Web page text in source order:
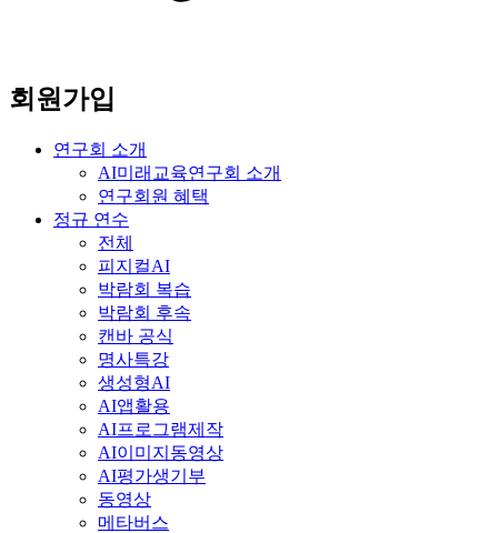
회원가입
연구회 소개
AI미래교육연구회 소개
연구회원 혜택
정규 연수
전체
피지컬AI
박람회 복습
박람회 후속
캔바 공식
명사특강
생성형AI
AI앱활용
AI프로그램제작
AI이미지동영상
AI평가생기부
동영상
메타버스